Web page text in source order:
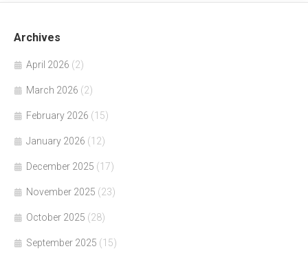
Archives
April 2026 (2)
March 2026 (2)
February 2026 (15)
January 2026 (12)
December 2025 (17)
November 2025 (23)
October 2025 (28)
September 2025 (15)